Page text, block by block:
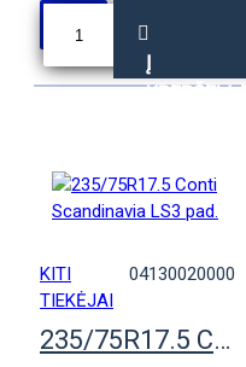
Į
KREPŠELĮ
KITI
TIEKĖJAI
04130020000
235/75R17.5 Conti Scandinavia LS3 pad.